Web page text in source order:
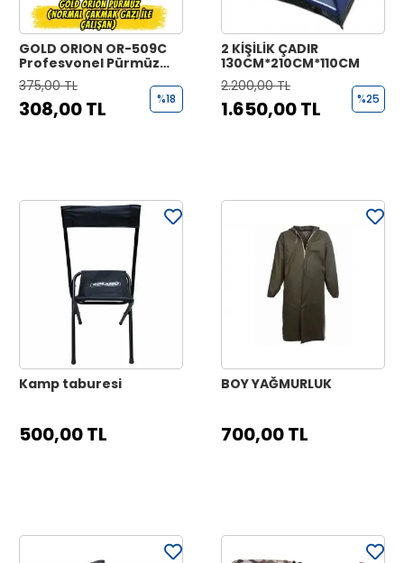
GOLD ORION OR-509C
Profesyonel Pürmüz
Çakmak - Normal
Çakmak Gazı ile
Çalışan Pratik Kamp ve
Atölye Pürmüzü
375,00 TL
308,00 TL %18
2 KİŞİLİK ÇADIR
130CM*210CM*110CM
2.200,00 TL
1.650,00 TL %25
Kamp taburesi
500,00 TL
BOY YAĞMURLUK
700,00 TL